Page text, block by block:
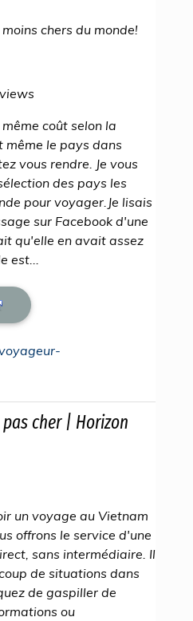
chers du monde!
coût selon la
même le pays dans
vous rendre. Je vous
des pays les
pour voyager.Je lisais
sur Facebook d'une
qu'elle en avait assez
est...
cher | Horizon
un voyage au Vietnam
offrons le service d'une
sans intermédiaire. Il
de situations dans
de gaspiller de
ou